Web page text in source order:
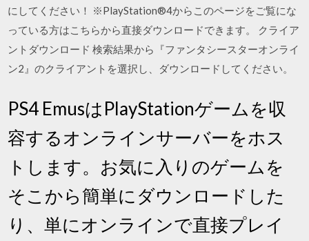
にしてください！ ※PlayStation®4からこのページをご覧にな
っている方はこちらから直接ダウンロードできます。 クライア
ントダウンロード 検索結果から『ファンタシースターオンライ
ン2』のクライアントを選択し、ダウンロードしてください。
PS4 EmusはPlayStationゲームを収
容するオンラインサーバーをホス
トします。お気に入りのゲームを
そこから簡単にダウンロードした
り、単にオンラインで直接プレイ